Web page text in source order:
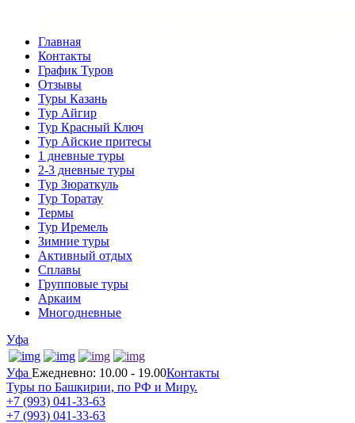
Главная
Контакты
График Туров
Отзывы
Туры Казань
Тур Айгир
Тур Красный Ключ
Тур Айские притесы
1 дневные туры
2-3 дневные туры
Тур Зюраткуль
Тур Торатау
Термы
Тур Иремель
Зимние туры
Активный отдых
Сплавы
Групповые туры
Аркаим
Многодневные
Уфа
Уфа Ежедневно: 10.00 - 19.00Контакты
Туры по Башкирии, по РФ и Миру.
+7 (993) 041-33-63
+7 (993) 041-33-63